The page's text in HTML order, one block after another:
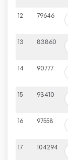
12 79646
13 83860
14 90777
15 93410
16 97558
17 104294